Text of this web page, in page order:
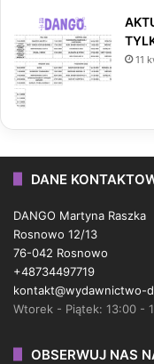
11
DANE
DANGO Martyna Raszka
Rosnowo 12/13
76-042 Rosnowo
+48734497719
kontakt@wydawnictwo-
Wtorek - Piątek: 13:00 -
OBSERWUJ NAS